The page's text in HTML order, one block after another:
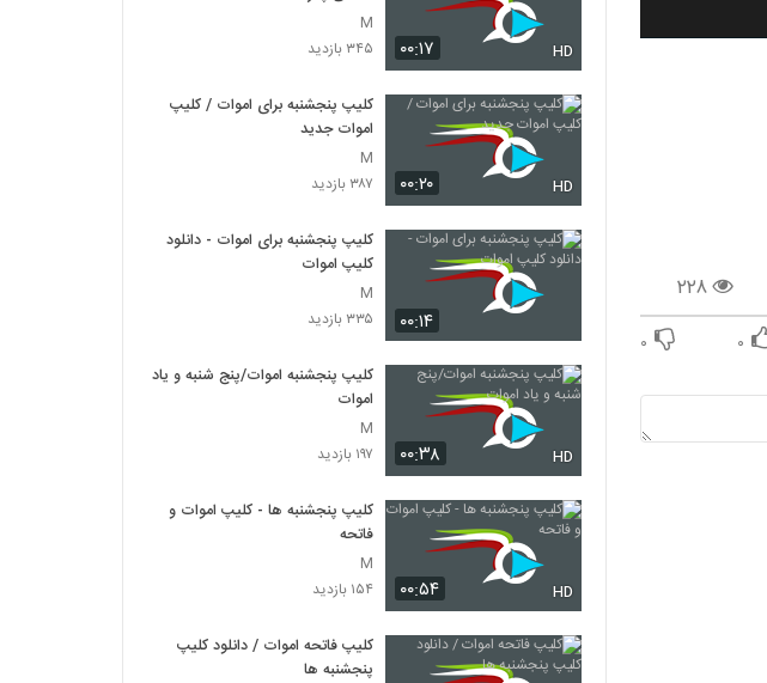
۲۲۸
۰ ۰
۰۰:۱۷ HD
M
۳۴۵ بازدید
۰۰:۲۰ HD
کلیپ پنجشنبه برای اموات / کلیپ
اموات جدید
M
۳۸۷ بازدید
۰۰:۱۴
کلیپ پنجشنبه برای اموات - دانلود
کلیپ اموات
M
۳۳۵ بازدید
۰۰:۳۸ HD
کلیپ پنجشنبه اموات/پنج شنبه و یاد
اموات
M
۱۹۷ بازدید
۰۰:۵۴ HD
کلیپ پنجشنبه ها - کلیپ اموات و
فاتحه
M
۱۵۴ بازدید
کلیپ فاتحه اموات / دانلود کلیپ
پنجشنبه ها